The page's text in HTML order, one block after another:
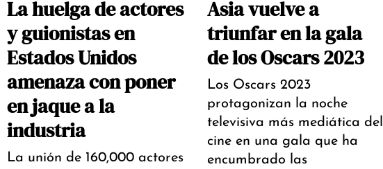
La huelga de actores
y guionistas en
Estados Unidos
amenaza con poner
en jaque a la
industria
La unión de 160,000 actores
Asia vuelve a
triunfar en la gala
de los Oscars 2023
Los Oscars 2023
protagonizan la noche
televisiva más mediática del
cine en una gala que ha
encumbrado las